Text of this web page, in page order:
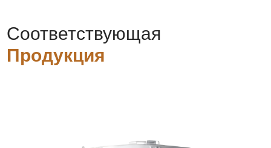
Соответствующая
Продукция